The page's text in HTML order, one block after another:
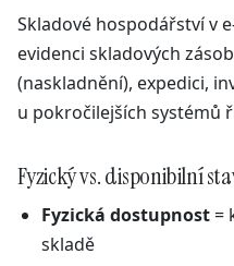
Skladové hospodářství v
evidenci skladových
(naskladnění), expedici,
u pokročilejších systémů
Fyzický vs. disponibilní
Fyzická dostupnost=
skladě